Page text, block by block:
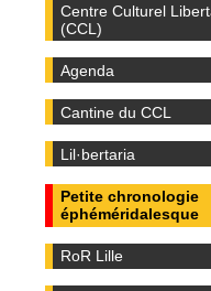
Centre Culturel
(CCL)
Agenda
Cantine du CCL
Lil·bertaria
Petite chronologie
éphéméridalesque
RoR Lille